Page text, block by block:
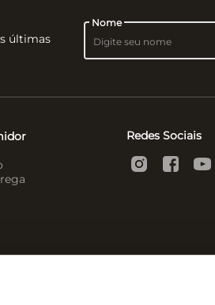
últimas
Nome
Redes Sociais